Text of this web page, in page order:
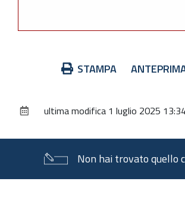
STAMPA
ultima modifica 1 luglio 2025
Non hai trovato quello